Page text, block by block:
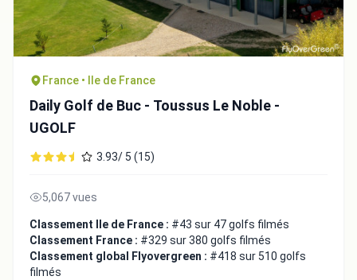
France • Ile de France
Daily Golf de Buc - Toussus Le Noble -
UGOLF
3.93/ 5 (15)
5,067 vues
Classement Ile de France : #43 sur 47 golfs filmés
Classement France : #329 sur 380 golfs filmés
Classement global Flyovergreen : #418 sur 510 golfs
filmés